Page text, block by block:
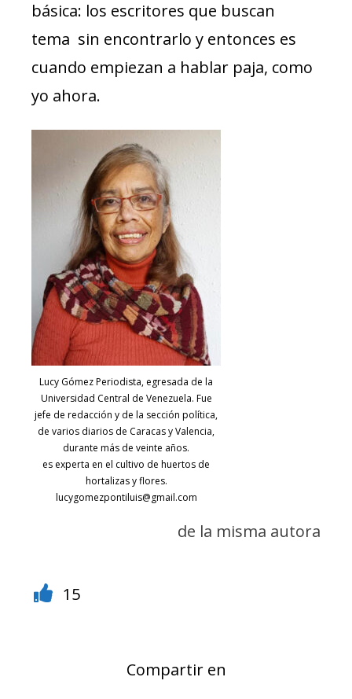
básica: los escritores que buscan
tema sin encontrarlo y entonces es
cuando empiezan a hablar paja, como
yo ahora.
Lucy Gómez Periodista, egresada de la
Universidad Central de Venezuela. Fue
jefe de redacción y de la sección política,
de varios diarios de Caracas y Valencia,
durante más de veinte años.
es experta en el cultivo de huertos de
hortalizas y flores.
lucygomezpontiluis@gmail.com
de la misma autora
15
Compartir en